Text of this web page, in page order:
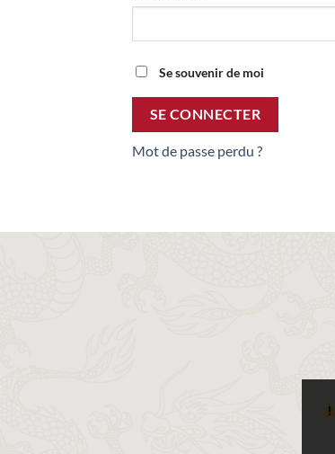
Se souvenir de moi
SE CONNECTER
Mot de passe perdu ?